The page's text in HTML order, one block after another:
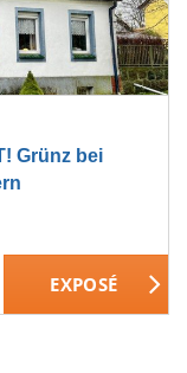
Grünz bei